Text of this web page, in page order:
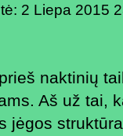
2 Liepa 2015
naktinių
Aš už tai,
jėgos